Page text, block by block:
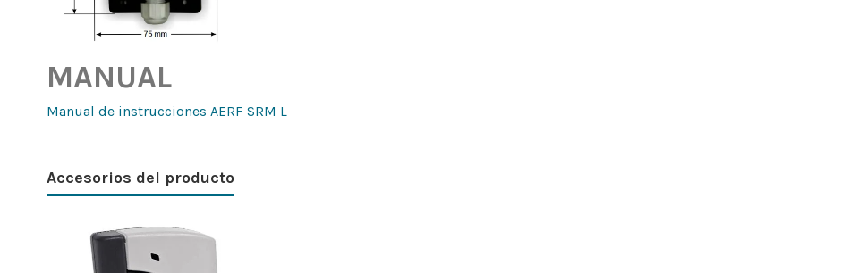
MANUAL
Manual de instrucciones AERF SRM L
Accesorios del producto